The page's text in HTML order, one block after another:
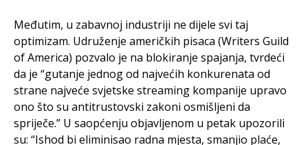
Međutim, u zabavnoj industriji ne dijele svi taj
optimizam. Udruženje američkih pisaca (Writers Guild
of America) pozvalo je na blokiranje spajanja, tvrdeći
da je “gutanje jednog od najvećih konkurenata od
strane najveće svjetske streaming kompanije upravo
ono što su antitrustovski zakoni osmišljeni da
spriječe.” U saopćenju objavljenom u petak upozorili
su: “Ishod bi eliminisao radna mjesta, smanjio plaće,